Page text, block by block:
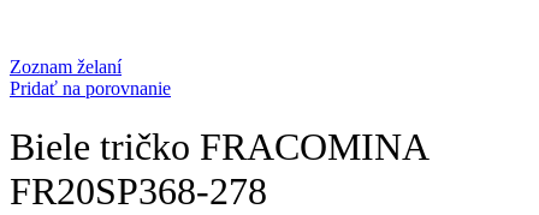
Zoznam želaní
Pridať na porovnanie
Biele tričko FRACOMINA
FR20SP368-278